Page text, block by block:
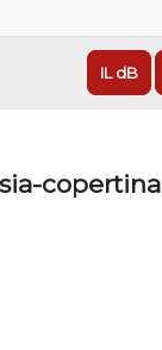
IL dB
copertina